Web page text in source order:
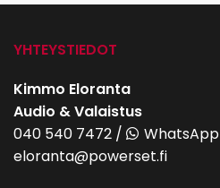
YHTEYSTIEDOT
Kimmo Eloranta
Audio & Valaistus
040 540 7472 /
WhatsApp
eloranta@powerset.fi